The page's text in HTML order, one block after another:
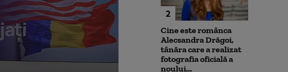
2
Cine este românca
Alecsandra Drăgoi,
tânăra care a realizat
fotografia oficială a
noului...